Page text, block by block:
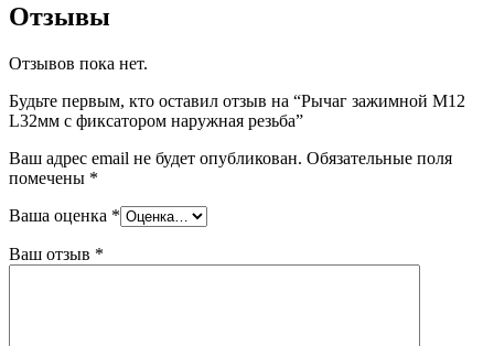
Отзывы
Отзывов пока нет.
Будьте первым, кто оставил отзыв на “Рычаг зажимной M12
L32мм с фиксатором наружная резьба”
Ваш адрес email не будет опубликован. Обязательные поля
помечены *
Ваша оценка *
Ваш отзыв *